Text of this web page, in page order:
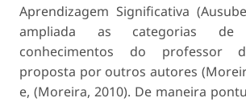
Aprendizagem Significativa
ampliada as categorias de
conhecimentos do professor
proposta por outros autores
e, (Moreira, 2010). De maneira